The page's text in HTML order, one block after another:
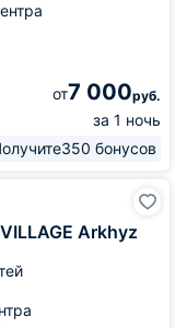
от7 000руб.
за 1 ночь
350 бонусов
Arkhyz